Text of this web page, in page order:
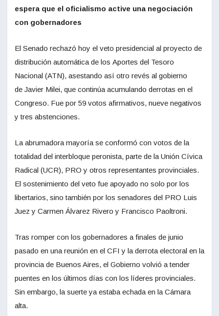
espera que el oficialismo active una negociación
con gobernadores
El Senado rechazó hoy el veto presidencial al proyecto de
distribución automática de los Aportes del Tesoro
Nacional (ATN), asestando así otro revés al gobierno
de Javier Milei, que continúa acumulando derrotas en el
Congreso. Fue por 59 votos afirmativos, nueve negativos
y tres abstenciones.
La abrumadora mayoría se conformó con votos de la
totalidad del interbloque peronista, parte de la Unión Cívica
Radical (UCR), PRO y otros representantes provinciales.
El sostenimiento del veto fue apoyado no solo por los
libertarios, sino también por los senadores del PRO Luis
Juez y Carmen Álvarez Rivero y Francisco Paoltroni.
Tras romper con los gobernadores a finales de junio
pasado en una reunión en el CFI y la derrota electoral en la
provincia de Buenos Aires, el Gobierno volvió a tender
puentes en los últimos días con los líderes provinciales.
Sin embargo, la suerte ya estaba echada en la Cámara
alta.